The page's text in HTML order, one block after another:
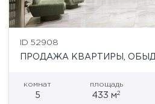
ID 52908
ПРОДАЖА КВАРТИРЫ,
комнат
5
площадь
433 м2